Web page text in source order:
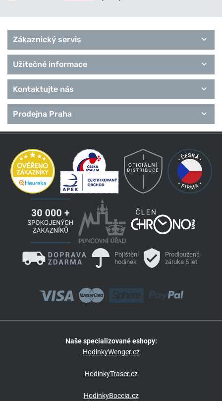
Zákaznický servis
Užitečné informace
Kontaktujte nás
Prodejna Praha
Pojištění
hodinek
Prodloužená
záruka 5 let
Naše specializované eshopy:
HodinkyWenger.cz
HodinkyTraser.cz
HodinkyBoccia.cz